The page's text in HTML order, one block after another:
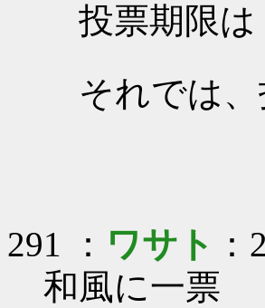
投票期限は
それでは、
291 ： ワサト
和風に一票